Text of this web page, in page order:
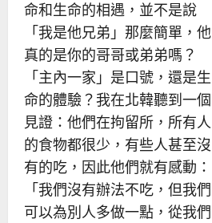
命和生命的相遇，並不是說
「我是他兄弟」那麼簡單，他
真的是你的哥哥或弟弟嗎？
「主內一家」是口號，還是生
命的體驗？我在北韓聽到一個
見證：他們在拘留所，所有人
的食物都很少，有些人甚至沒
有的吃，因此他們就有感動：
「我們沒有辦法不吃，但我們
可以為別人多做一點，從我們